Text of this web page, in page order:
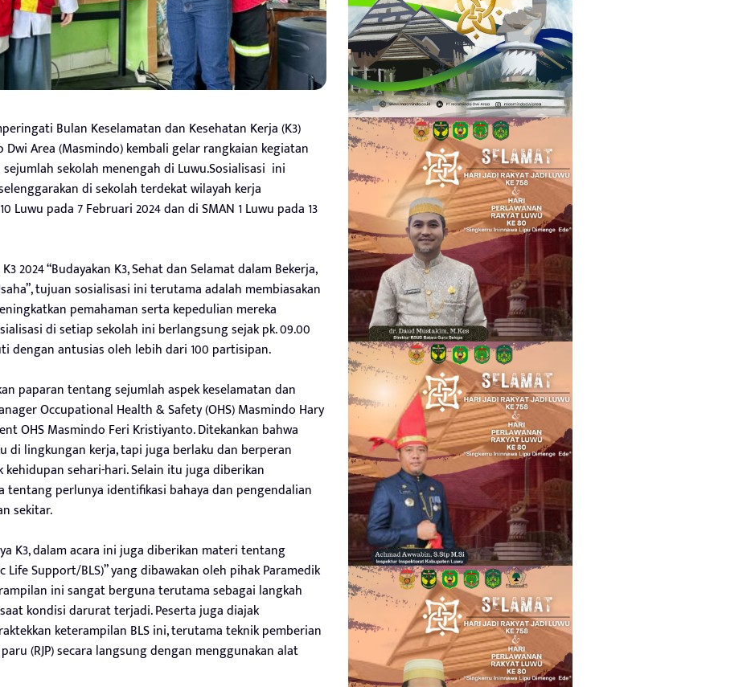
Bulan Keselamatan dan Kesehatan Kerja (K3)
Dwi Area (Masmindo) kembali gelar rangkaian kegiatan
sejumlah sekolah menengah di Luwu.Sosialisasi ini
di sekolah terdekat wilayah kerja
Luwu pada 7 Februari 2024 dan di SMAN 1 Luwu pada 13
2024 “Budayakan K3, Sehat dan Selamat dalam Bekerja,
tujuan sosialisasi ini terutama adalah membiasakan
pemahaman serta kepedulian mereka
di setiap sekolah ini berlangsung sejak pk. 09.00
dengan antusias oleh lebih dari 100 partisipan.
paparan tentang sejumlah aspek keselamatan dan
Occupational Health & Safety (OHS) Masmindo Hary
OHS Masmindo Feri Kristiyanto. Ditekankan bahwa
di lingkungan kerja, tapi juga berlaku dan berperan
sehari-hari. Selain itu juga diberikan
tentang perlunya identifikasi bahaya dan pengendalian
sekitar.
K3, dalam acara ini juga diberikan materi tentang
Life Support/BLS)” yang dibawakan oleh pihak Paramedik
ini sangat berguna terutama sebagai langkah
kondisi darurat terjadi. Peserta juga diajak
keterampilan BLS ini, terutama teknik pemberian
(RJP) secara langsung dengan menggunakan alat